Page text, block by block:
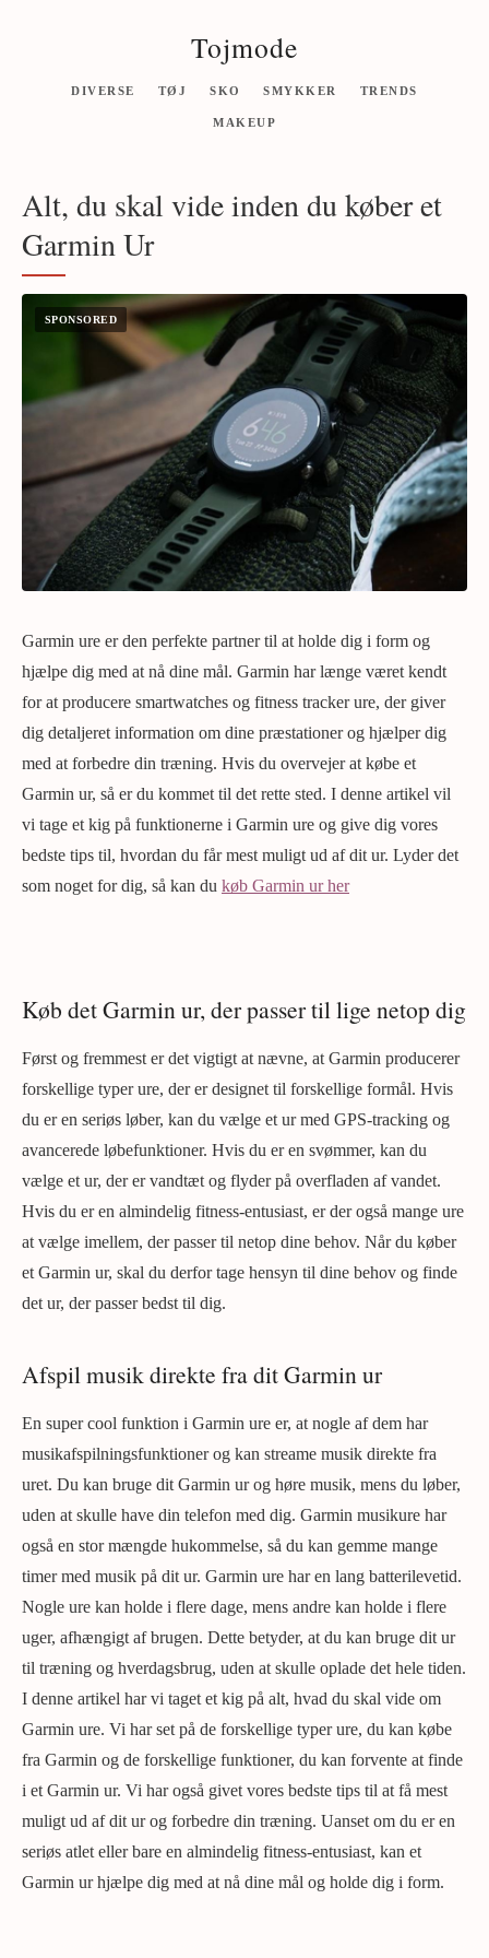
Tojmode
DIVERSE TØJ SKO SMYKKER TRENDS
MAKEUP
Alt, du skal vide inden du køber et
Garmin Ur
Garmin ure er den perfekte partner til at holde dig i form og
hjælpe dig med at nå dine mål. Garmin har længe været kendt
for at producere smartwatches og fitness tracker ure, der giver
dig detaljeret information om dine præstationer og hjælper dig
med at forbedre din træning. Hvis du overvejer at købe et
Garmin ur, så er du kommet til det rette sted. I denne artikel vil
vi tage et kig på funktionerne i Garmin ure og give dig vores
bedste tips til, hvordan du får mest muligt ud af dit ur. Lyder det
som noget for dig, så kan du køb Garmin ur her
Køb det Garmin ur, der passer til lige netop dig
Først og fremmest er det vigtigt at nævne, at Garmin producerer
forskellige typer ure, der er designet til forskellige formål. Hvis
du er en seriøs løber, kan du vælge et ur med GPS-tracking og
avancerede løbefunktioner. Hvis du er en svømmer, kan du
vælge et ur, der er vandtæt og flyder på overfladen af vandet.
Hvis du er en almindelig fitness-entusiast, er der også mange ure
at vælge imellem, der passer til netop dine behov. Når du køber
et Garmin ur, skal du derfor tage hensyn til dine behov og finde
det ur, der passer bedst til dig.
Afspil musik direkte fra dit Garmin ur
En super cool funktion i Garmin ure er, at nogle af dem har
musikafspilningsfunktioner og kan streame musik direkte fra
uret. Du kan bruge dit Garmin ur og høre musik, mens du løber,
uden at skulle have din telefon med dig. Garmin musikure har
også en stor mængde hukommelse, så du kan gemme mange
timer med musik på dit ur. Garmin ure har en lang batterilevetid.
Nogle ure kan holde i flere dage, mens andre kan holde i flere
uger, afhængigt af brugen. Dette betyder, at du kan bruge dit ur
til træning og hverdagsbrug, uden at skulle oplade det hele tiden.
I denne artikel har vi taget et kig på alt, hvad du skal vide om
Garmin ure. Vi har set på de forskellige typer ure, du kan købe
fra Garmin og de forskellige funktioner, du kan forvente at finde
i et Garmin ur. Vi har også givet vores bedste tips til at få mest
muligt ud af dit ur og forbedre din træning. Uanset om du er en
seriøs atlet eller bare en almindelig fitness-entusiast, kan et
Garmin ur hjælpe dig med at nå dine mål og holde dig i form.